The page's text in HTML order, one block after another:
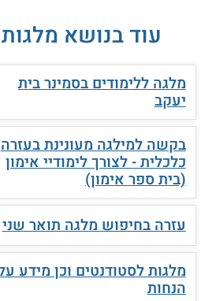
עוד בנושא
מלגה ללימודים בסמינר בית
יעקב
בקשה למילגה מעונינת בעזרה
כלכלית - לצורך לימודיי אימון
(בית ספר אימון)
עזרה בחיפוש מלגה תואר שני
מלגות לסטודנטים וכן מידע
הנחות